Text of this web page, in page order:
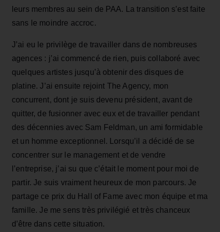
leurs membres au sein de PAA. La transition s’est faite
sans le moindre accroc.
J’ai eu le privilège de travailler dans de nombreuses
agences : j’ai commencé de rien, puis collaboré avec
quelques artistes jusqu’à obtenir des disques de
platine. J’ai ensuite rejoint The Agency, mon
concurrent, dont je suis devenu président, avant de
quitter, de fusionner avec eux et de travailler pendant
des décennies avec Sam Feldman, un ami formidable
et un homme exceptionnel. Lorsqu’il a décidé de se
concentrer sur le management et de vendre
l’entreprise, j’ai su que c’était le moment pour moi de
partir. Je suis vraiment heureux de mon parcours. Je
partage ce prix du Hall of Fame avec mon équipe et ma
famille. Je me sens très privilégié et très chanceux
d’être dans cette situation.